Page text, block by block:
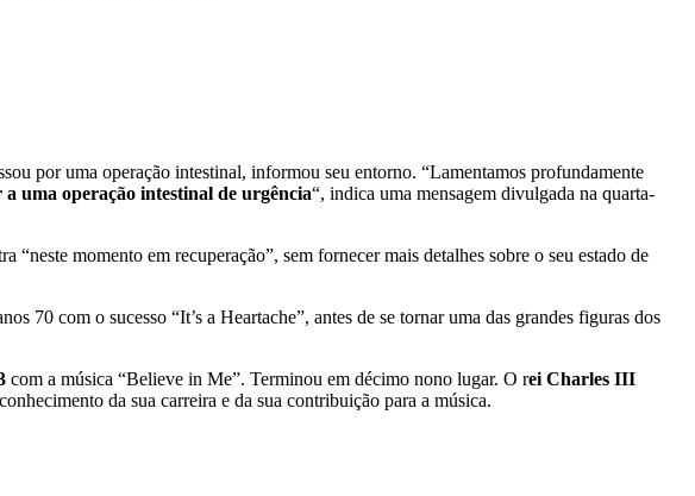
por uma operação intestinal, informou seu entorno. “Lamentamos profundamente
a uma operação intestinal de urgência“, indica uma mensagem divulgada na quarta-
“neste momento em recuperação”, sem fornecer mais detalhes sobre o seu estado de
70 com o sucesso “It’s a Heartache”, antes de se tornar uma das grandes figuras dos
com a música “Believe in Me”. Terminou em décimo nono lugar. O rei Charles III
da sua carreira e da sua contribuição para a música.